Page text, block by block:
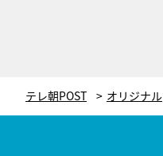
テレ朝POST オリジナル